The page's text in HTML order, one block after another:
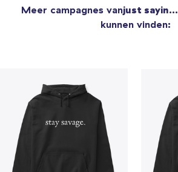
Meer campagnes vanjust sayin…
kunnen vinden: